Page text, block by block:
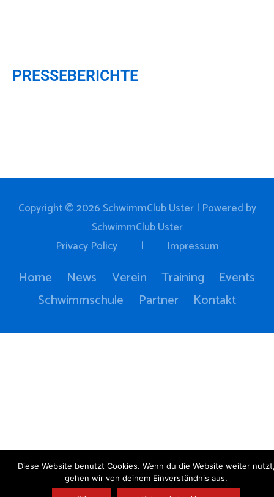
PRESSEBERICHTE
Copyright © 2026 SchwimmClub Uster| Powered by
SchwimmClub Uster
Privacy Policy| Impressum
Home News Verein Training
Events
Schwimmschule
Partner Kontakt
Diese Website benutzt Cookies. Wenn du die Website weiter
gehen wir von deinem Einverständnis aus.